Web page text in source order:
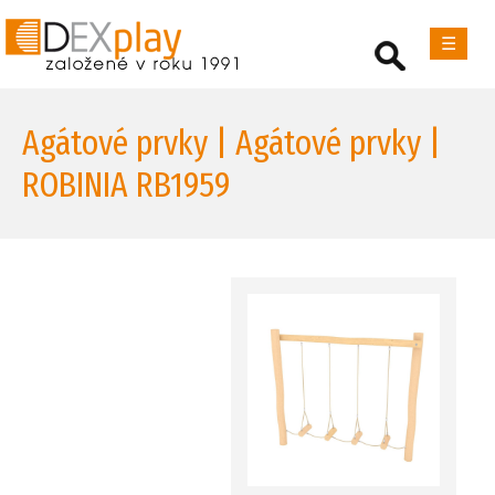
☰
Agátové prvky | Agátové prvky |
ROBINIA RB1959